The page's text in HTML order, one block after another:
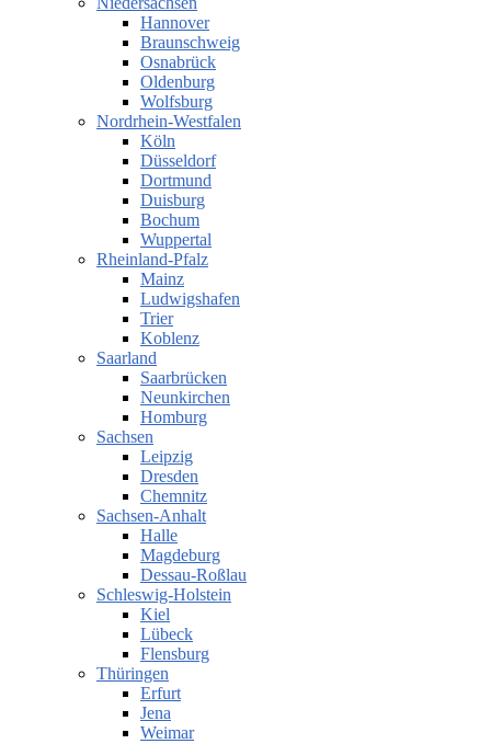
Hannover
Braunschweig
Osnabrück
Oldenburg
Wolfsburg
Nordrhein-Westfalen
Köln
Düsseldorf
Dortmund
Duisburg
Bochum
Wuppertal
Rheinland-Pfalz
Mainz
Ludwigshafen
Trier
Koblenz
Saarland
Saarbrücken
Neunkirchen
Homburg
Sachsen
Leipzig
Dresden
Chemnitz
Sachsen-Anhalt
Halle
Magdeburg
Dessau-Roßlau
Schleswig-Holstein
Kiel
Lübeck
Flensburg
Thüringen
Erfurt
Jena
Weimar